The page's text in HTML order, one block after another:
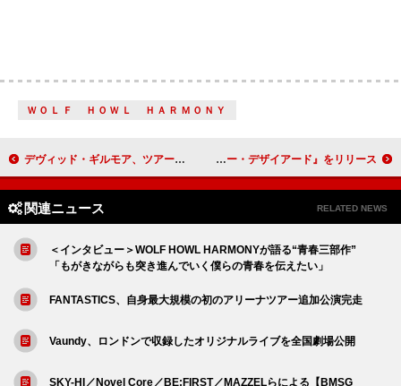
ＷＯＬＦ ＨＯＷＬ ＨＡＲＭＯＮＹ
デヴィッド・ギルモア、ツアー・リハーサル映像公開 名盤『狂気』からの名曲を披露 ブリーチャーズ、発売10周年を記念してデビューALを再構築した『ア・ストレンジャー・デザイアード』をリリース
関連ニュース RELATED NEWS
＜インタビュー＞WOLF HOWL HARMONYが語る“青春三部作”
「もがきながらも突き進んでいく僕らの青春を伝えたい」
FANTASTICS、自身最大規模の初のアリーナツアー追加公演完走
Vaundy、ロンドンで収録したオリジナルライブを全国劇場公開
SKY-HI／Novel Core／BE:FIRST／MAZZELらによる【BMSG